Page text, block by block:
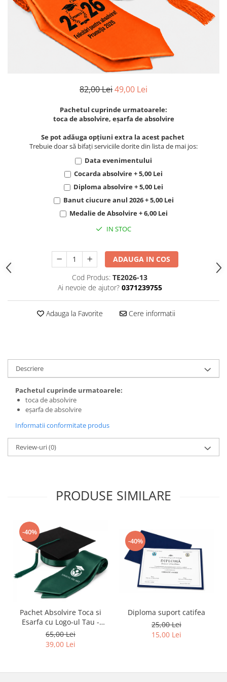
Toca absolvire
Accesorii
Cheia succesului
Diplome Suport Piele/Catifea
Banut anul absolvirii
Toca absolvire
Accesorii
Cheia succesului
Diplome Suport Piele/Catifea
Banut anul absolvirii
Toca absolvire
Accesorii
Cheia succesului
Diplome Suport Piele/Catifea
Banut anul absolvirii
Toca absolvire
Accesorii
Cheia succesului
Diplome Suport Piele/Catifea
Banut anul absolvirii
Cheia succesului
Diplome absolvire
Diplome profesori
Diplome Suport Piele/Catifea
82,00 Lei49,00 Lei
Pachetul cuprinde urmatoarele:
toca de absolvire, eșarfa de absolvire
Se pot adăuga opțiuni extra la acest pachet
Trebuie doar să bifați serviciile dorite din lista de mai jos:
Data evenimentului
Cocarda absolvire + 5,00 Lei
Diploma absolvire + 5,00 Lei
Banut ciucure anul 2026 + 5,00 Lei
Medalie de Absolvire + 6,00 Lei
IN STOC
ADAUGA IN COS
Cod Produs: TE2026-13
Ai nevoie de ajutor? 0371239755
Adauga la Favorite Cere informatii
Descriere
Pachetul cuprinde urmatoarele:
toca de absolvire
eșarfa de absolvire
Informatii conformitate produs
Review-uri(0)
PRODUSE SIMILARE
-40%
Pachet Absolvire Toca si
Esarfa cu Logo-ul Tau -
Verde inchis
65,00 Lei
39,00 Lei
-40%
Diploma suport catifea
25,00 Lei
15,00 Lei